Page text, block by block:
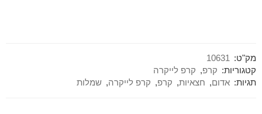
מק"ט:
10631
קטגוריות: קרפ, קרפ לייקרה
תגיות: אדום, חצאיות, קרפ, קרפ לייקרה, שמלות